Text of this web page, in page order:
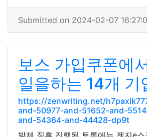
Submitted on 2024-02-07
보스 가입쿠폰에
일을하는 14개 기
https://zenwriting.net/
and-50977-and-51652-and-
and-54364-and-44428-dp9t
발제 직후 진행된 토론에는 젠지e